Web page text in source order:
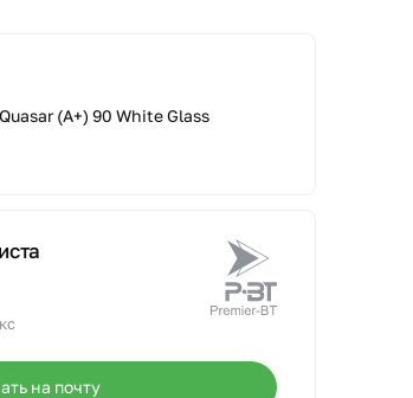
(A+) 90 White Glass
на почту